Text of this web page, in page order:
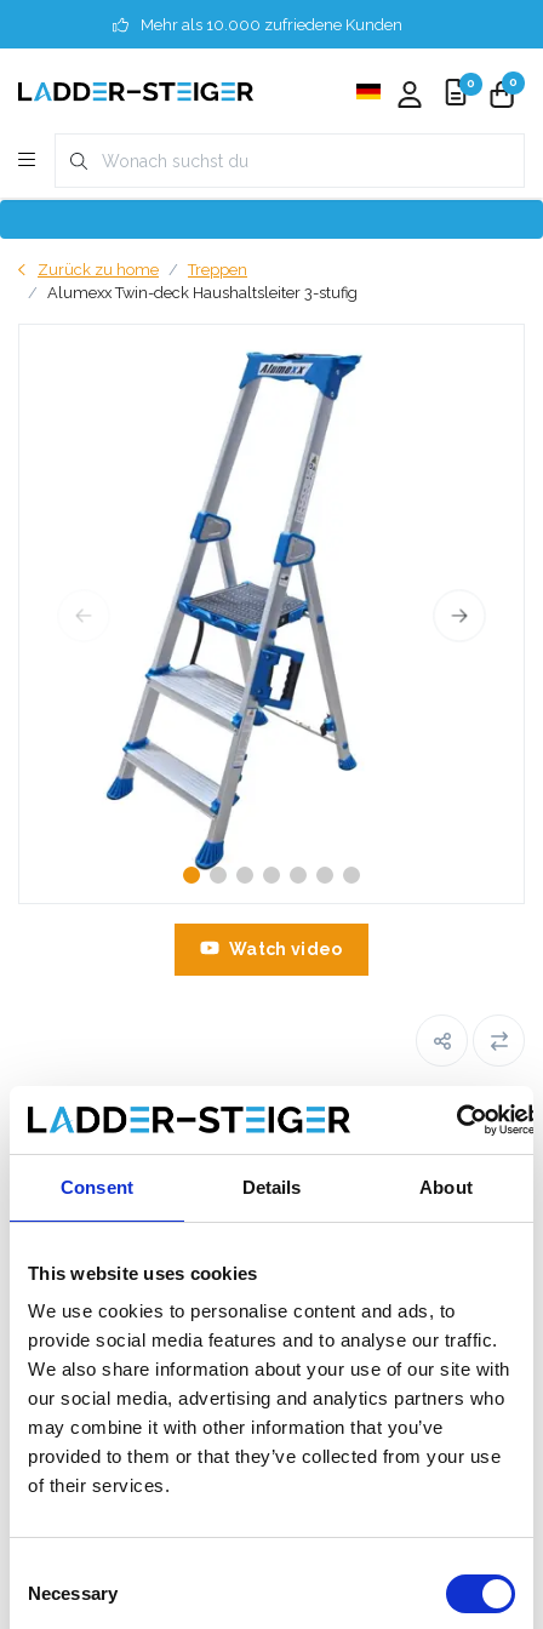
Consent Details About
This website uses cookies
We use cookies to personalise content and ads, to
provide social media features and to analyse our traffic.
We also share information about your use of our site with
our social media, advertising and analytics partners who
may combine it with other information that you’ve
provided to them or that they’ve collected from your use
of their services.
Selection
Necessary
Mehr als 10.000 zufriedene Kunden
0 0
Zurück zu home
Treppen
Alumexx Twin-deck Haushaltsleiter 3-stufig
Watch video
Alumexx Twin-deck Haushaltsleiter
3-stufig
Bitte wählen Sie:
€80,00 Exkl. MwSt
€96,80 Inkl. MwSt
Gratis Versand innerhalb von 1-3 Werktagen, oder
abholen in Etten-Leur oder Maaseik (Kontakt unsere
kundendienst)